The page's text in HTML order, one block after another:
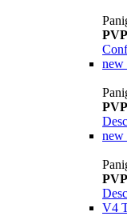
new
new
V4